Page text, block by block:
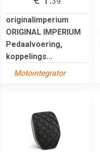
originalimperium
ORIGINAL IMPERIUM
Pedaalvoering,
koppelings...
Motointegrator